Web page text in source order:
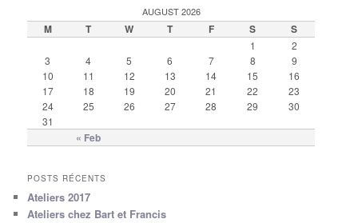
AUGUST 2026
M T W T F S S
« Feb
1
2
3
4 5 6 7 8
9
10
11 12 13 14 15
16
17
18 19 20 21 22
23
24
25 26 27 28 29
30
31
POSTS RÉCENTS
Ateliers 2017
Ateliers chez Bart et Francis